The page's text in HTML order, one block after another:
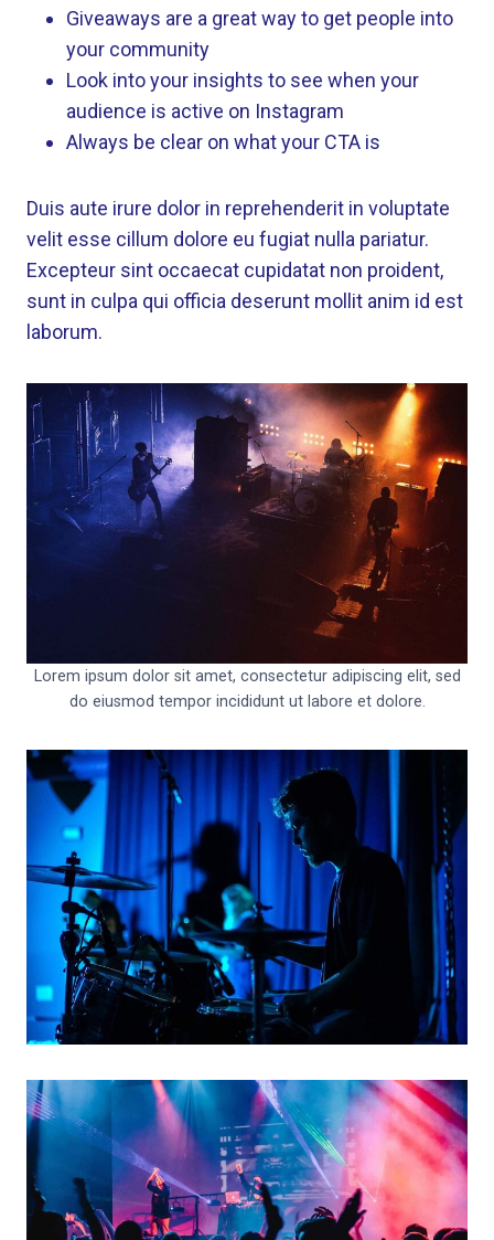
Giveaways are a great way to get people into
your community
Look into your insights to see when your
audience is active on Instagram
Always be clear on what your CTA is
Duis aute irure dolor in reprehenderit in voluptate
velit esse cillum dolore eu fugiat nulla pariatur.
Excepteur sint occaecat cupidatat non proident,
sunt in culpa qui officia deserunt mollit anim id est
laborum.
Lorem ipsum dolor sit amet, consectetur adipiscing elit, sed
do eiusmod tempor incididunt ut labore et dolore.